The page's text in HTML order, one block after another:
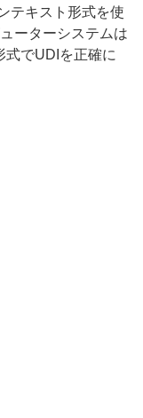
テキスト形式を使
ーターシステムは
式でUDIを正確に